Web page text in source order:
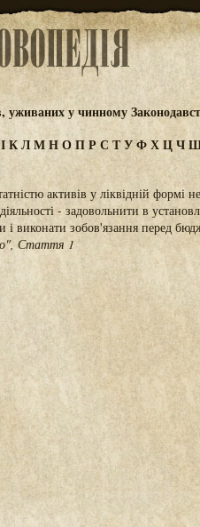
уживаних у чинному
ІКЛМНОПР С ТУФХЦЧ
активів у ліквідній
- задовольнити в
і виконати зобов'язання перед
Стаття 1